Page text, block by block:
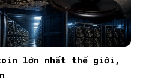
lớn nhất thế giới,